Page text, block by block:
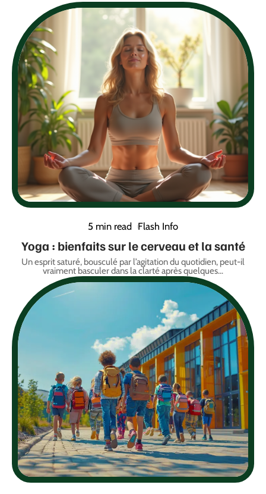
5 min read Flash Info
Yoga : bienfaits sur le cerveau et la santé
Un esprit saturé, bousculé par l’agitation du quotidien, peut-il
vraiment basculer dans la clarté après quelques…